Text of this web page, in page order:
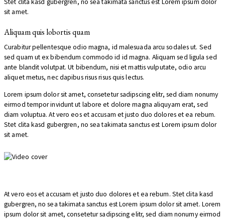
Stet clita kasd gubergren, no sea takimata sanctus est Lorem ipsum dolor
sit amet.
Aliquam quis lobortis quam
Curabitur pellentesque odio magna, id malesuada arcu sodales ut. Sed
sed quam ut ex bibendum commodo id id magna. Aliquam sed ligula sed
ante blandit volutpat. Ut bibendum, nisi et mattis vulputate, odio arcu
aliquet metus, nec dapibus risus risus quis lectus.
Lorem ipsum dolor sit amet, consetetur sadipscing elitr, sed diam nonumy
eirmod tempor invidunt ut labore et dolore magna aliquyam erat, sed
diam voluptua. At vero eos et accusam et justo duo dolores et ea rebum.
Stet clita kasd gubergren, no sea takimata sanctus est Lorem ipsum dolor
sit amet.
At vero eos et accusam et justo duo dolores et ea rebum. Stet clita kasd
gubergren, no sea takimata sanctus est Lorem ipsum dolor sit amet. Lorem
ipsum dolor sit amet, consetetur sadipscing elitr, sed diam nonumy eirmod